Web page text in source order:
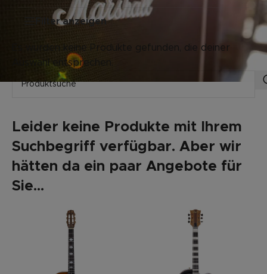
Filter anzeigen
Es wurden keine Produkte gefunden, die deiner
Auswahl entsprechen.
Leider keine Produkte mit Ihrem
Suchbegriff verfügbar. Aber wir
hätten da ein paar Angebote für
Sie...